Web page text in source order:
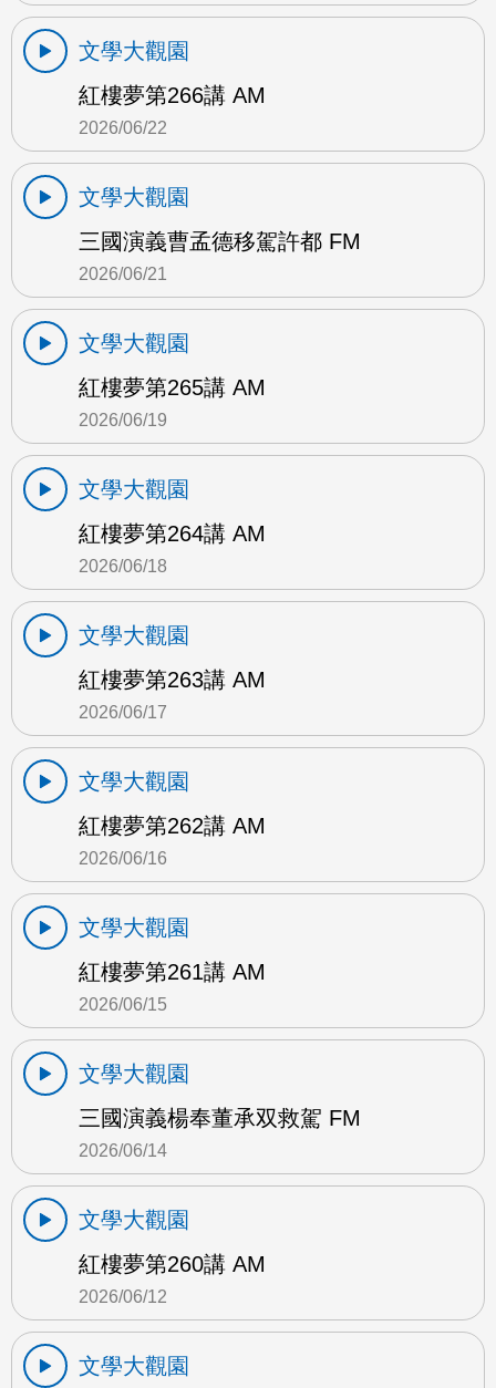
文學大觀園
紅樓夢第266講 AM
2026/06/22
文學大觀園
三國演義曹孟德移駕許都 FM
2026/06/21
文學大觀園
紅樓夢第265講 AM
2026/06/19
文學大觀園
紅樓夢第264講 AM
2026/06/18
文學大觀園
紅樓夢第263講 AM
2026/06/17
文學大觀園
紅樓夢第262講 AM
2026/06/16
文學大觀園
紅樓夢第261講 AM
2026/06/15
文學大觀園
三國演義楊奉董承双救駕 FM
2026/06/14
文學大觀園
紅樓夢第260講 AM
2026/06/12
文學大觀園